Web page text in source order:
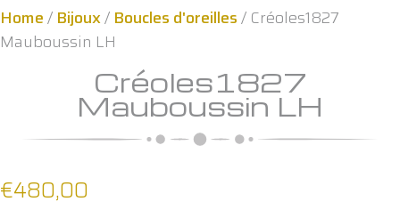
Home/ Bijoux/ Boucles d'oreilles/ Créoles1827
Mauboussin LH
Créoles1827
Mauboussin LH
€480,00